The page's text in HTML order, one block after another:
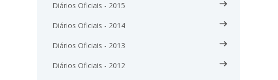
Diários Oficiais - 2015
Diários Oficiais - 2014
Diários Oficiais - 2013
Diários Oficiais - 2012